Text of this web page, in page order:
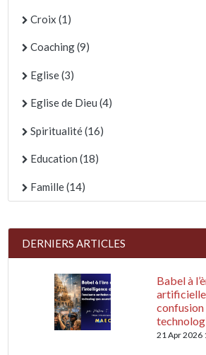
Croix (1)
Coaching (9)
Eglise (3)
Eglise de Dieu (4)
Spiritualité (16)
Education (18)
Famille (14)
DERNIERS ARTICLES
Babel à
artificielle
confusion
21 Apr 2026